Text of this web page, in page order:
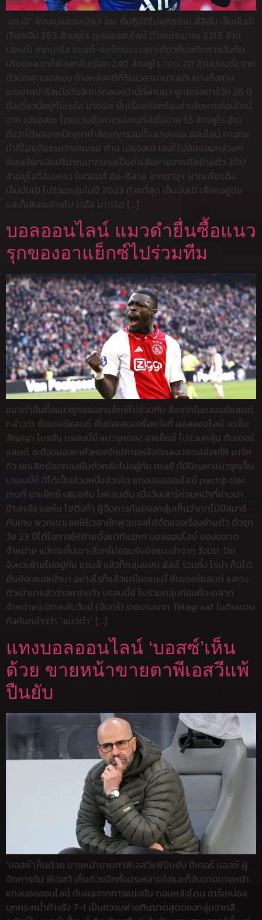
‘ปธ.เป้’ ฟ้องเปแอสเช263 ลย. ที่ปฏิบัติไม่ยุติธรรม คีลิยัน เอ็มบัปเป้
เรียกเงิน 263 ล้านยูโร ดูบอลออนไลน์ (โดยประมาณ 231.5 ล้าน
ปอนด์) จากปารีส แซงต์-แชร์กแมง เวลาเดียวกันอดีตกาลสังกัด
เดิมของเขาก็ฟ้องกลับเรียก 240 ล้านยูโร (ราว 211 ล้านปอนด์) จาก
ตัวนักฟุตบอลเอง ข้างหลังคดีที่กินเวลามานานเดินทางถึงศาล
แรงงานปารีสเมื่อวันจันทร์ก่อนหน้านี้ที่ผ่านมา ซูเปอร์สตาร์วัย 26 ปี
ซึ่งเดี๋ยวนี้อยู่กับเรอัล มาดริด ยื่นเรื่องเรียกร้องค่าเสียหายก้อนโตนี้
จาก เปแอสเช โดยรวมถึงค่าแรงงานที่ยังไม่จ่าย 55 ล้านยูโร อ้าง
ถึงว่าได้ผลจากปัญหาคำสัญญารวมทั้ง แทงบอล ออนไลน์ การกระ
ทำที่ไม่ยุติธรรมจากชมรม ด้าน เปแอสเช เองก็ไม่ยินยอมกล้วยๆ
ฟ้องเรียกเงินปริมาณมากมายเป็นค่าเสียหายจากดีลย้ายตัว 300
ล้านยูโรที่ล้มเหลว ในตอนที่ อัล-ฮิลาล จากซาอุฯ พากเพียรดึง
เอ็มบัปเป้ ไปร่วมกลุ่มในปี 2023 ท้ายที่สุด เอ็มบัปเป้ เลือกอยู่ต่อ
และก็เพิ่งจะย้ายไป เรอัล มาดริด […]
บอลออนไลน์ แมวดำยื่นซื้อแนว
รุกของอาแย็กซ์ไปร่วมทีม
แมวดำยื่นซื้อแนวรุกของอาแย็กซ์ไปร่วมทีม สื่อจากในเนเธอร์แลนด์
กล่าวว่า ซันเดอร์แลนด์ ยื่นข้อเสนอเพื่อหวังที่ บอลออนไลน์ จะเซ็น
สัญญา ไบรอัน บรอบบี้ย์ แนวรุกของ อาแย็กซ์ ไปร่วมกลุ่ม ซันเดอร์
แลนด์ จะต้องมองหาหัวหอกใหม่ภายหลังตกลงปลดปล่อยให้ มาร์ก
กิว ยกเลิกข้อตกลงยืมตัวกลับไปอยู่กับ เชลซี ที่มีปัญหาแนวรุกเจ็บ
บรอบบี้ย์ มิได้เป็นส่วนหนึ่งส่วนใด แทงบอลออนไลน์ pantip ของ
เกมที่ อาแย็กซ์ เสมอกับ โฟเลนดัม เมื่อวันเสาร์ก่อนหน้าที่ผ่านมา
ข้างหลัง ยอห์น ไฮติงก้า ผู้จัดการทีมของกลุ่มเห็นว่าเขาไม่มีสมาธิ
กับเกม พวกเขาเลยให้เวลานักฟุตบอลได้จัดแจงเรื่องย้ายตัว ตัวรุก
วัย 23 ปีได้โอกาสให้ย้ายตั้งแต่ทีแรกๆ บอลออนไลน์ ของตลาด
จำหน่าย แม้กระนั้นเขาเลือกไม่ยอมรับข้อแนะนำจาก วัวบด, ปัด
จังหวะย้ายไปอยู่กับ แรนส์ แล้วก็กลุ่มแบบ ลีลล์ รวมทั้ง โรม่า ก็มิได้
ยื่นข้อเสนอเข้ามา อย่างไรก็แล้วแต่ในขณะนี้ ซันเดอร์แลนด์ แสดง
ตัวเข้ามาแล้วว่าอยากคว้า บรอบบี้ย์ ไปร่วมกลุ่มก่อนที่จะตลาด
จำหน่ายจะปิดลงในวันนี้ (จันทร์) รายงานจาก Telegraaf ในดินแดน
กังหันกล่าวว่า “แมวดำ” […]
แทงบอลออนไลน์ ‘บอสซ์’เห็น
ด้วย ขายหน้าขายตาพีเอสวีแพ้
ปืนยับ
‘บอสซ์’เห็นด้วย ขายหน้าขายตาพีเอสวีแพ้ปืนยับ ปีเตอร์ บอสซ์ ผู้
จัดการทีม พีเอสวี เห็นด้วยอีกทั้งประหลาดใจและก็อับอายขายหน้า
แทงบอลออนไลน์ กับผลจากการแข่งขัน ตอนหลังโดน อาร์เซน่อล
บุกกระหน่ำค้างรัง 7-1 เป็นความพ่ายกินขาดสุดของกลุ่มจากลี